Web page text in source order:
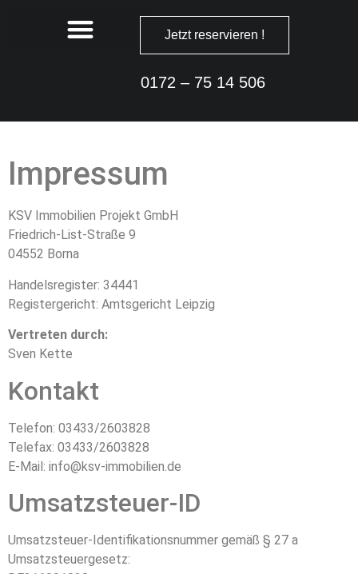
Jetzt reservieren !
0172 – 75 14 506
Impressum
KSV Immobilien Projekt GmbH
Friedrich-List-Straße 9
04552 Borna
Handelsregister: 34441
Registergericht: Amtsgericht Leipzig
Vertreten durch:
Sven Kette
Kontakt
Telefon: 03433/2603828
Telefax: 03433/2603828
E-Mail: info@ksv-immobilien.de
Umsatzsteuer-ID
Umsatzsteuer-Identifikationsnummer gemäß § 27 a
Umsatzsteuergesetz: